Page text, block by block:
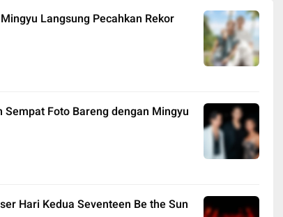
Langsung Pecahkan Rekor
Sempat Foto Bareng dengan Mingyu
Hari Kedua Seventeen Be the Sun